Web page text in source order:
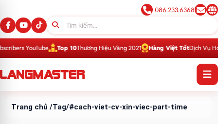
086.233.6368
YouTube Top 10Thương Hiệu Vàng 2021 Hàng Việt TốtDịch Vụ
Trang chủ /Tag/#cach-viet-cv-xin-viec-part-time